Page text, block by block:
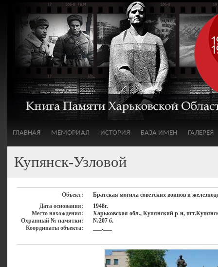
ГЛАВНАЯ МЕМОРИАЛ ИСТОРИЯ БАЗА ИМЕН ГАЛЕРЕЯ
Купянск-Узловой
Объект:
Братская могила советских воинов и
Дата основания:
1948г.
Место нахождения:
Харьковская обл., Купянский р-н,
Охранный № памятки:
№207 б.
Координаты объекта:
___.___